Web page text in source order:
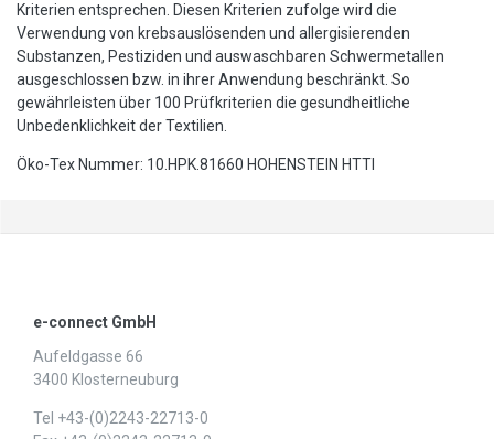
Kriterien entsprechen. Diesen Kriterien zufolge wird die
Verwendung von krebsauslösenden und allergisierenden
Substanzen, Pestiziden und auswaschbaren Schwermetallen
ausgeschlossen bzw. in ihrer Anwendung beschränkt. So
gewährleisten über 100 Prüfkriterien die gesundheitliche
Unbedenklichkeit der Textilien.
Öko-Tex Nummer: 10.HPK.81660 HOHENSTEIN HTTI
e-connect GmbH
Aufeldgasse 66
3400 Klosterneuburg
Tel +43-(0)2243-22713-0